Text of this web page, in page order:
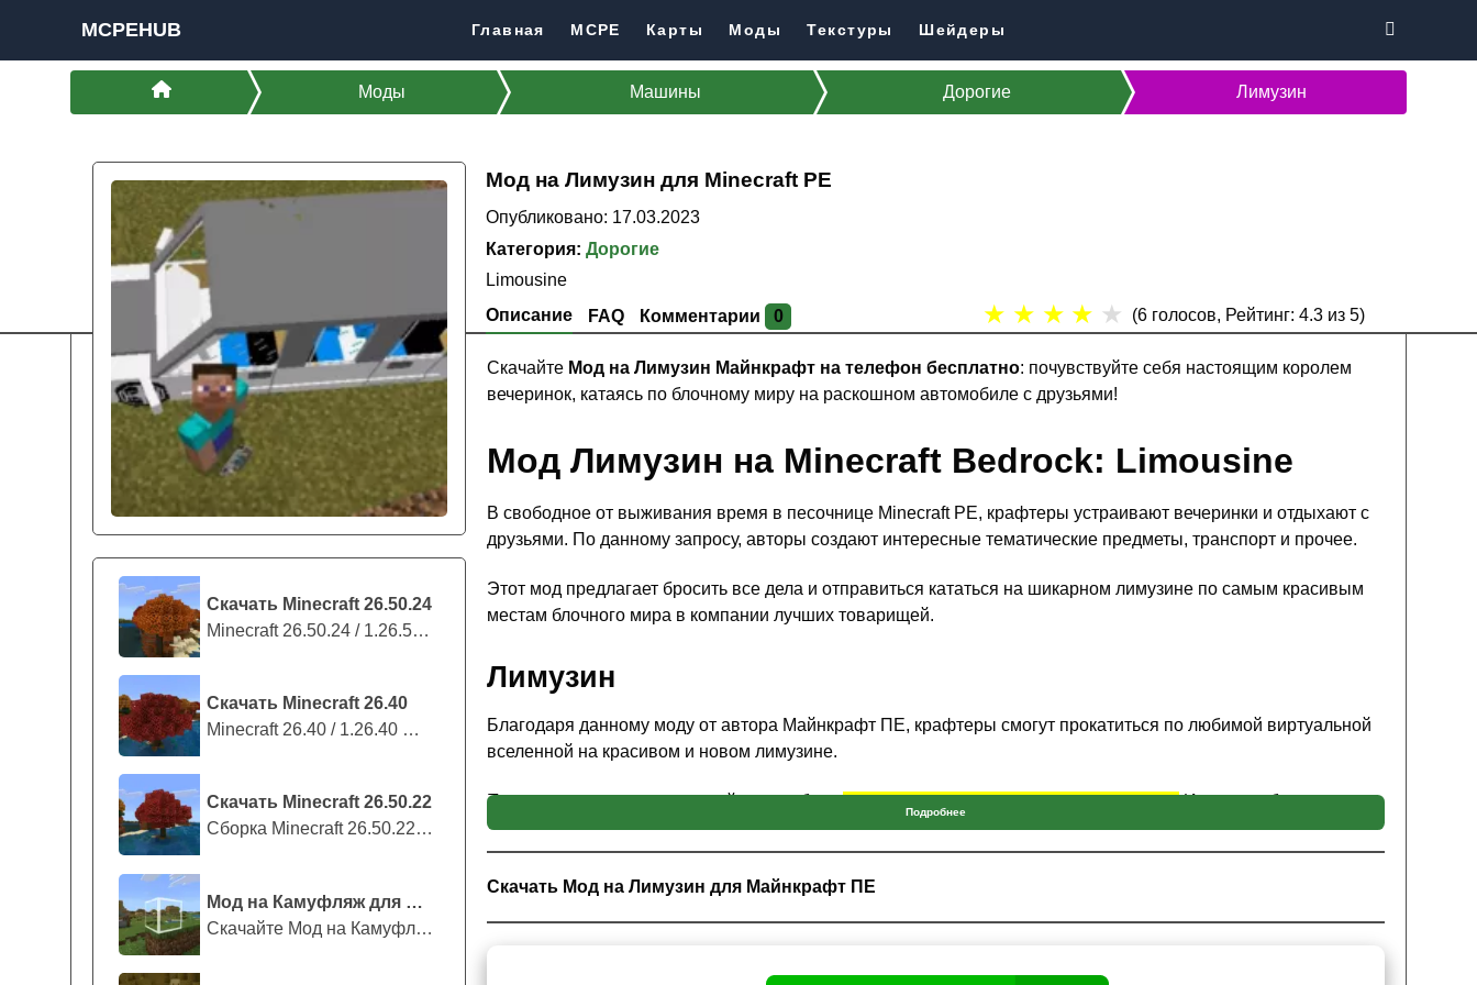
MCPEHUB Главная MCPE Карты Моды Текстуры Шейдеры
Моды Машины Дорогие Лимузин
Мод на Лимузин для Minecraft PE
Опубликовано: 17.03.2023
Категория:Дорогие
Limousine
Описание
FAQ Комментарии 0 ★ ★ ★ ★ ★ (6голосов, Рейтинг: 4.3из 5)
Скачать Minecraft 26.50.24
Minecraft 26.50.24 / 1.26.50.24 предс...
Скачать Minecraft 26.40
Minecraft 26.40 / 1.26.40 — стабильны...
Скачать Minecraft 26.50.22
Сборка Minecraft 26.50.22 / 1.26.50.2...
Мод на Камуфляж для Майнкрафт ПЕ
Скачайте Мод на Камуфляж на Майнкрафт...
Скачайте Мод на Лимузин Майнкрафт на телефон бесплатно: почувствуйте себя настоящим королем
вечеринок, катаясь по блочному миру на раскошном автомобиле с друзьями!
Мод Лимузин на Minecraft Bedrock: Limousine
В свободное от выживания время в песочнице Minecraft PE, крафтеры устраивают вечеринки и отдыхают с
друзьями. По данному запросу, авторы создают интересные тематические предметы, транспорт и прочее.
Этот мод предлагает бросить все дела и отправиться кататься на шикарном лимузине по самым красивым
местам блочного мира в компании лучших товарищей.
Лимузин
Благодаря данному моду от автора Майнкрафт ПЕ, крафтеры смогут прокатиться по любимой виртуальной
вселенной на красивом и новом лимузине.
Примечательно, что люксовый автомобильвмещает в салоне до шести пассажиров.Идеально будет
организовать поездку по лучшим местам кубического пространства. Исследовать вместе их тайны с
лучшими друзьями.
Подробнее
Скачать Мод на Лимузин для Майнкрафт ПЕ